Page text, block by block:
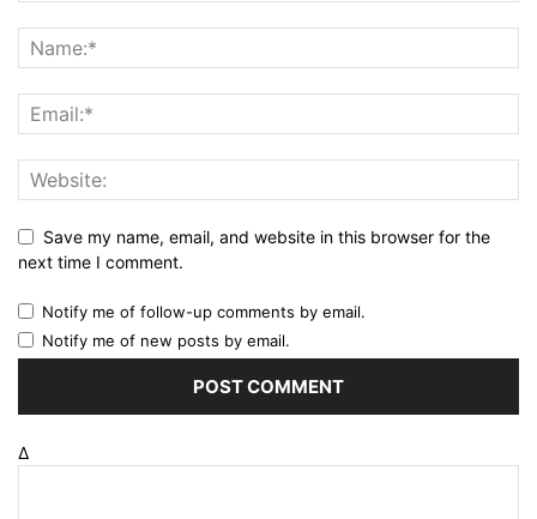
Save my name, email, and website in this browser for the
next time I comment.
Notify me of follow-up comments by email.
Notify me of new posts by email.
Δ